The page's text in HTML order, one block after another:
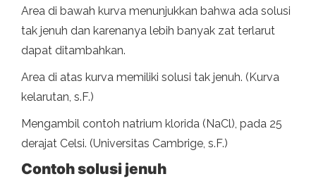
Area di bawah kurva menunjukkan bahwa ada solusi
tak jenuh dan karenanya lebih banyak zat terlarut
dapat ditambahkan.
Area di atas kurva memiliki solusi tak jenuh. (Kurva
kelarutan, s.F.)
Mengambil contoh natrium klorida (NaCl), pada 25
derajat Celsi. (Universitas Cambrige, s.F.)
Contoh solusi jenuh